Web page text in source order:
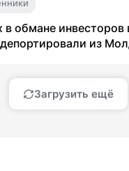
обмане инвесторов
из
Загрузить ещё